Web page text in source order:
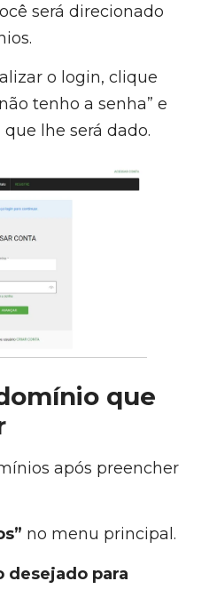
será direcionado
o login, clique
tenho a senha” e
lhe será dado.
que
após preencher
no menu principal.
desejado para